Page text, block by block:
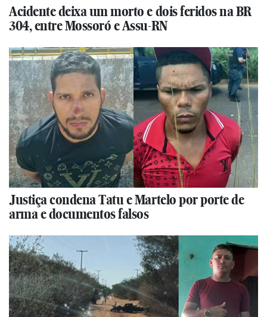
Acidente deixa um morto e dois feridos na BR
304, entre Mossoró e Assu-RN
Justiça condena Tatu e Martelo por porte de
arma e documentos falsos